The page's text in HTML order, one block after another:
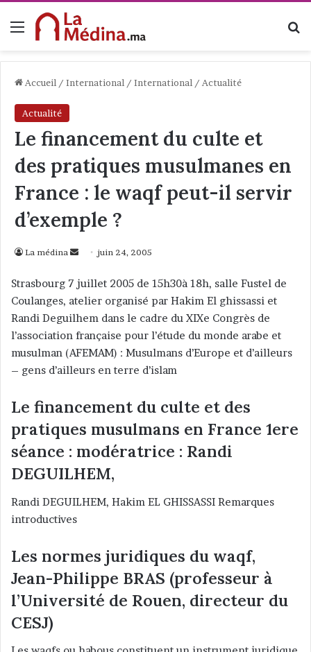
Menu
Accueil / International / International / Actualité
Actualité
Le financement du culte et
des pratiques musulmanes en
France : le waqf peut-il servir
d’exemple ?
La médina
v
o
y
e
r
u
c
u
r
r
e
juin 24, 2005
Strasbourg 7 juillet 2005 de 15h30à 18h, salle Fustel de
Coulanges, atelier organisé par Hakim El ghissassi et
Randi Deguilhem dans le cadre du XIXe Congrès de
l’association française pour l’étude du monde arabe et
musulman (AFEMAM) : Musulmans d’Europe et d’ailleurs
– gens d’ailleurs en terre d’islam
Le financement du culte et des
pratiques musulmans en France 1ere
séance : modératrice : Randi
DEGUILHEM,
Randi DEGUILHEM, Hakim EL GHISSASSI Remarques
introductives
Les normes juridiques du waqf,
Jean-Philippe BRAS (professeur à
l’Université de Rouen, directeur du
CESJ)